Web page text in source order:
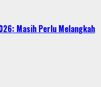
Masih Perlu Melangkah